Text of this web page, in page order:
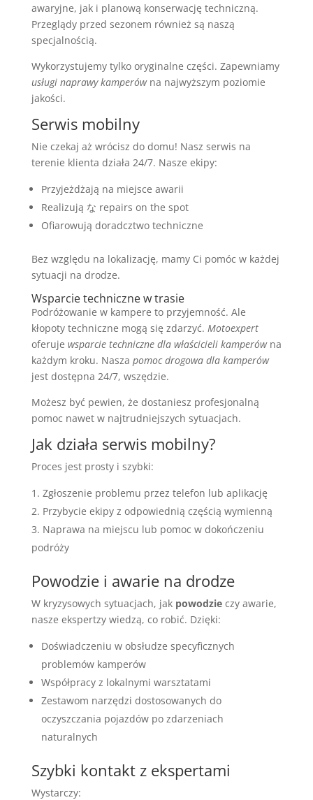
awaryjne, jak i planową konserwację techniczną.
Przeglądy przed sezonem również są naszą
specjalnością.
Wykorzystujemy tylko oryginalne części. Zapewniamy
usługi naprawy kamperówna najwyższym poziomie
jakości.
Serwis mobilny
Nie czekaj aż wrócisz do domu! Nasz serwis na
terenie klienta działa 24/7. Nasze ekipy:
Przyjeżdżają na miejsce awarii
Realizują な repairs on the spot
Ofiarowują doradcztwo techniczne
Bez względu na lokalizację, mamy Ci pomóc w każdej
sytuacji na drodze.
Wsparcie techniczne w trasie
Podróżowanie w kampere to przyjemność. Ale
kłopoty techniczne mogą się zdarzyć. Motoexpert
oferuje wsparcie techniczne dla właścicieli kamperówna
każdym kroku. Nasza pomoc drogowa dla kamperów
jest dostępna 24/7, wszędzie.
Możesz być pewien, że dostaniesz profesjonalną
pomoc nawet w najtrudniejszych sytuacjach.
Jak działa serwis mobilny?
Proces jest prosty i szybki:
Zgłoszenie problemu przez telefon lub aplikację
Przybycie ekipy z odpowiednią częścią wymienną
Naprawa na miejscu lub pomoc w dokończeniu
podróży
Powodzie i awarie na drodze
W kryzysowych sytuacjach, jak powodzieczy awarie,
nasze ekspertzy wiedzą, co robić. Dzięki:
Doświadczeniu w obsłudze specyficznych
problemów kamperów
Współpracy z lokalnymi warsztatami
Zestawom narzędzi dostosowanych do
oczyszczania pojazdów po zdarzeniach
naturalnych
Szybki kontakt z ekspertami
Wystarczy: